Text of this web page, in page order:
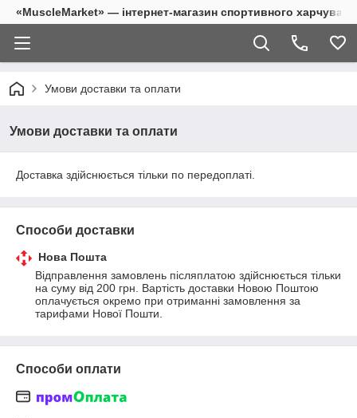
«MuscleMarket» — інтернет-магазин спортивного
Умови доставки та оплати
Умови доставки та оплати
Доставка здійснюється тільки по передоплаті.
Способи доставки
Нова Пошта
Відправлення замовлень післяплатою здійснюється тільки
на суму від 200 грн. Вартість доставки Новою Поштою
оплачується окремо при отриманні замовлення за
тарифами Нової Пошти.
Способи оплати